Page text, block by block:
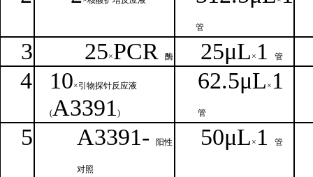
管
3 25×PCR 酶 25μL × 1 管
4 10×引物探针反应液
(A3391)
62.5μL × 1
管
5 A3391- 阳性
对照
50μL × 1管